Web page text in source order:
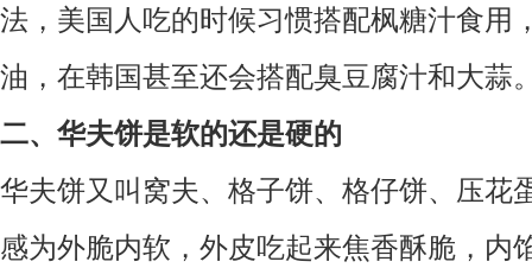
法，美国人吃的时候习惯搭配枫糖汁食用
油，在韩国甚至还会搭配臭豆腐汁和大蒜
二、华夫饼是软的还是硬的
华夫饼又叫窝夫、格子饼、格仔饼、压花
感为外脆内软，外皮吃起来焦香酥脆，内